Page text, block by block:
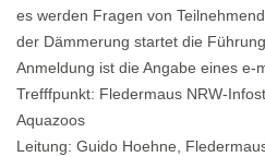
es werden Fragen von
der Dämmerung startet die
Anmeldung ist die Angabe eines e-
Trefffpunkt: Fledermaus NRW-
Aquazoos
Leitung: Guido Hoehne,